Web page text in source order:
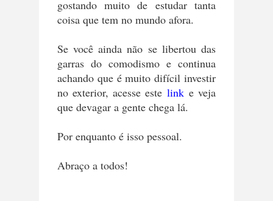
gostando muito de estudar tanta
coisa que tem no mundo afora.
Se você ainda não se libertou das
garras do comodismo e continua
achando que é muito difícil investir
no exterior, acesse este linke veja
que devagar a gente chega lá.
Por enquanto é isso pessoal.
Abraço a todos!